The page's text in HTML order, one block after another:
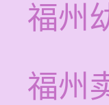
福州
福州